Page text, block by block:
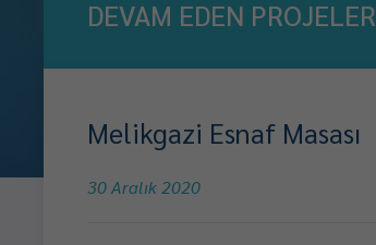
DEVAM EDEN PROJELER
Melikgazi Esnaf Masası
30 Aralık 2020